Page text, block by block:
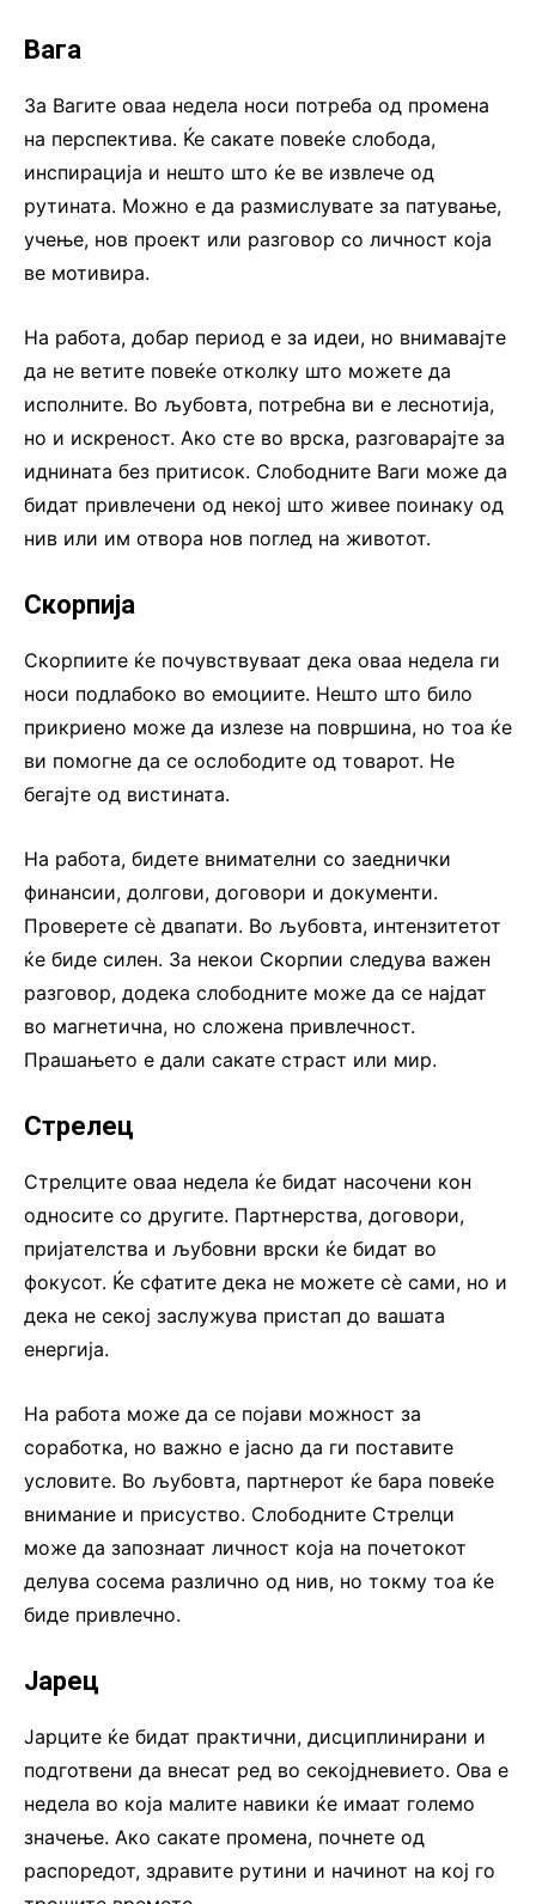
Вага
За Вагите оваа недела носи потреба од промена
на перспектива. Ќе сакате повеќе слобода,
инспирација и нешто што ќе ве извлече од
рутината. Можно е да размислувате за патување,
учење, нов проект или разговор со личност која
ве мотивира.
На работа, добар период е за идеи, но внимавајте
да не ветите повеќе отколку што можете да
исполните. Во љубовта, потребна ви е леснотија,
но и искреност. Ако сте во врска, разговарајте за
иднината без притисок. Слободните Ваги може да
бидат привлечени од некој што живее поинаку од
нив или им отвора нов поглед на животот.
Скорпија
Скорпиите ќе почувствуваат дека оваа недела ги
носи подлабоко во емоциите. Нешто што било
прикриено може да излезе на површина, но тоа ќе
ви помогне да се ослободите од товарот. Не
бегајте од вистината.
На работа, бидете внимателни со заеднички
финансии, долгови, договори и документи.
Проверете сè двапати. Во љубовта, интензитетот
ќе биде силен. За некои Скорпии следува важен
разговор, додека слободните може да се најдат
во магнетична, но сложена привлечност.
Прашањето е дали сакате страст или мир.
Стрелец
Стрелците оваа недела ќе бидат насочени кон
односите со другите. Партнерства, договори,
пријателства и љубовни врски ќе бидат во
фокусот. Ќе сфатите дека не можете сè сами, но и
дека не секој заслужува пристап до вашата
енергија.
На работа може да се појави можност за
соработка, но важно е јасно да ги поставите
условите. Во љубовта, партнерот ќе бара повеќе
внимание и присуство. Слободните Стрелци
може да запознаат личност која на почетокот
делува сосема различно од нив, но токму тоа ќе
биде привлечно.
Јарец
Јарците ќе бидат практични, дисциплинирани и
подготвени да внесат ред во секојдневието. Ова е
недела во која малите навики ќе имаат големо
значење. Ако сакате промена, почнете од
распоредот, здравите рутини и начинот на кој го